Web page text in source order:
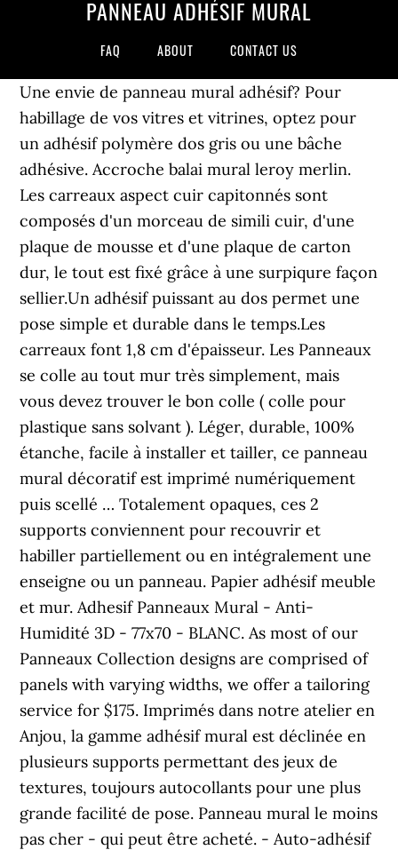
PANNEAU ADHÉSIF MURAL
FAQ ABOUT CONTACT US
Une envie de panneau mural adhésif? Pour
habillage de vos vitres et vitrines, optez pour
un adhésif polymère dos gris ou une bâche
adhésive. Accroche balai mural leroy merlin.
Les carreaux aspect cuir capitonnés sont
composés d'un morceau de simili cuir, d'une
plaque de mousse et d'une plaque de carton
dur, le tout est fixé grâce à une surpiqure façon
sellier.Un adhésif puissant au dos permet une
pose simple et durable dans le temps.Les
carreaux font 1,8 cm d'épaisseur. Les Panneaux
se colle au tout mur très simplement, mais
vous devez trouver le bon colle ( colle pour
plastique sans solvant ). Léger, durable, 100%
étanche, facile à installer et tailler, ce panneau
mural décoratif est imprimé numériquement
puis scellé … Totalement opaques, ces 2
supports conviennent pour recouvrir et
habiller partiellement ou en intégralement une
enseigne ou un panneau. Papier adhésif meuble
et mur. Adhesif Panneaux Mural - Anti-
Humidité 3D - 77x70 - BLANC. As most of our
Panneaux Collection designs are comprised of
panels with varying widths, we offer a tailoring
service for $175. Imprimés dans notre atelier en
Anjou, la gamme adhésif mural est déclinée en
plusieurs supports permettant des jeux de
textures, toujours autocollants pour une plus
grande facilité de pose. Panneau mural le moins
pas cher - qui peut être acheté. - Auto-adhésif